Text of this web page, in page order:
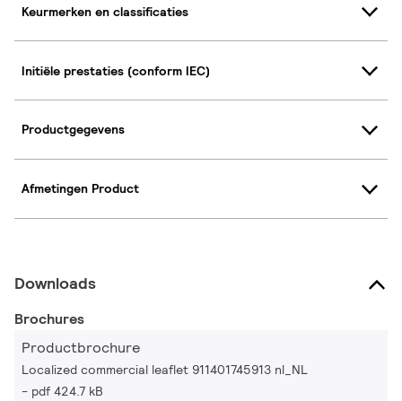
Keurmerken en classificaties
Initiële prestaties (conform IEC)
Productgegevens
Afmetingen Product
Downloads
Brochures
Productbrochure
Localized commercial leaflet 911401745913 nl_NL
pdf 424.7 kB